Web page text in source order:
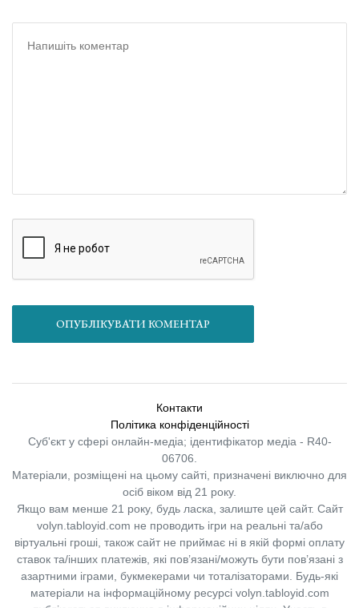
ОПУБЛІКУВАТИ КОМЕНТАР
Контакти
Політика конфіденційності
Суб'єкт у сфері онлайн-медіа; ідентифікатор медіа - R40-
06706.
Матеріали, розміщені на цьому сайті, призначені виключно для
осіб віком від 21 року.
Якщо вам менше 21 року, будь ласка, залиште цей сайт. Сайт
volyn.tabloyid.com не проводить ігри на реальні та/або
віртуальні гроші, також сайт не приймає ні в якій формі оплату
ставок та/інших платежів, які пов’язані/можуть бути пов’язані з
азартними іграми, букмекерами чи тоталізаторами. Будь-які
матеріали на інформаційному ресурсі volyn.tabloyid.com